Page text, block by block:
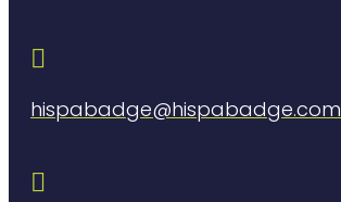

hispabadge@hispabadge.com
